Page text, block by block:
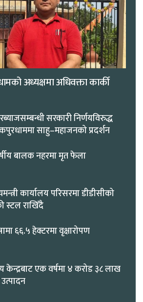
अध्यक्षमा अधिवक्ता कार्की
सरकारी निर्णयविरुद्ध
साहु–महाजनको प्रदर्शन
बालक नहरमा मृत फेला
कार्यालय परिसरमा डीडीसीको
स्टल राखिँदै
६६.५ हेक्टरमा वृक्षारोपण
केन्द्रबाट एक वर्षमा ४ करोड ३८ लाख